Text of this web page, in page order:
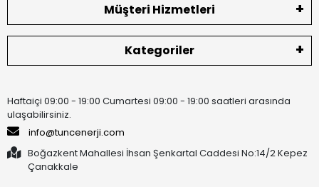
Müşteri Hizmetleri
Kategoriler
Haftaiçi 09:00 - 19:00 Cumartesi 09:00 - 19:00 saatleri arasında
ulaşabilirsiniz.
info@tuncenerji.com
Boğazkent Mahallesi İhsan Şenkartal Caddesi No:14/2 Kepez
Çanakkale